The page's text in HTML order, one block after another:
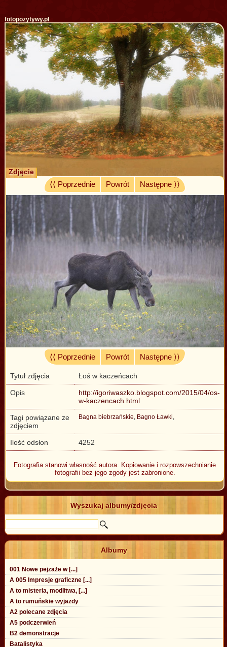
fotopozytywy.pl
Zdjęcie
⟨⟨ Poprzednie
Powrót Następne ⟩⟩
⟨⟨ Poprzednie Powrót Następne ⟩⟩
Tytuł zdjęcia Łoś w kaczeńcach
Opis
http://igoriwaszko.blogspot.com/2015/04/os-
w-kaczencach.html
Tagi powiązane ze
zdjęciem
Bagna biebrzańskie, Bagno Ławki,
Ilość odsłon 4252
Fotografia stanowi własność autora. Kopiowanie i rozpowszechnianie
fotografii bez jego zgody jest zabronione.
Wyszukaj albumy/zdjęcia
Albumy
001 Nowe pejzaże w [...]
A 005 Impresje graficzne [...]
A to misteria, modlitwa, [...]
A to rumuńskie wyjazdy
A2 polecane zdjęcia
A5 podczerwień
B2 demonstracje
Batalistyka